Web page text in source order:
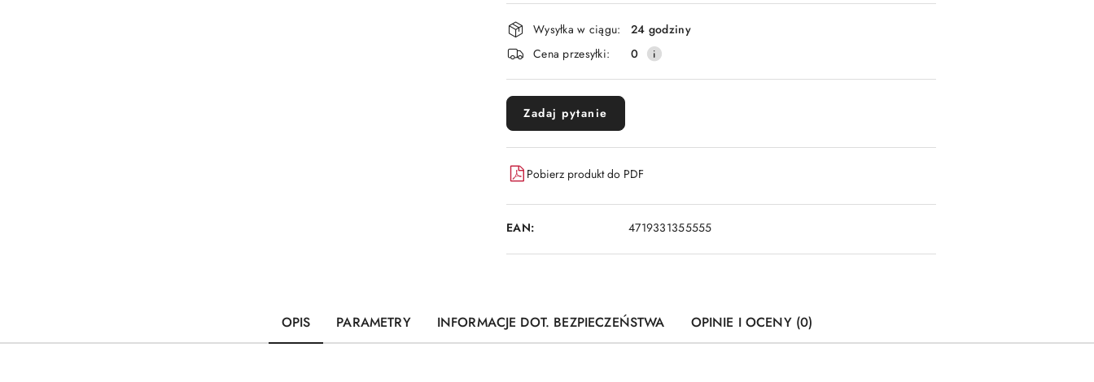
płatność
i
dostawa
Wysyłka w ciągu:
24 godziny
Cena przesyłki:
0
Zadaj pytanie
Pobierz produkt do PDF
EAN: 4719331355555
OPIS PARAMETRY INFORMACJE DOT. BEZPIECZEŃSTWA OPINIE I OCENY (0)